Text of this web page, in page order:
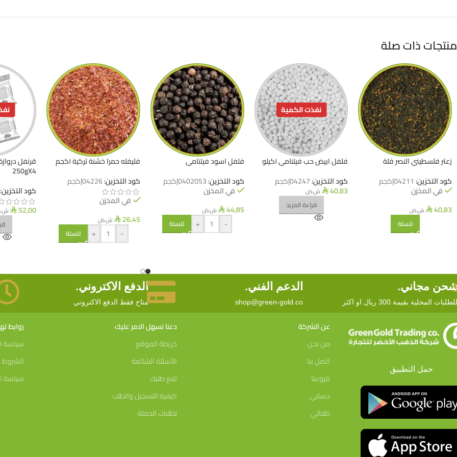
منتجات ذات صلة
زعتر فلسطيني النصر فلة
كود التخزين: 04211|كجم
في المخزن
⃁ 40,83 ش.ض
للسلة
نفذت الكمية
فلفل ابيض حب فيتنامي ١كيلو
كود التخزين:04247|كجم
⃁ 40,83 ش.ض
قراءة المزيد
فلفل اسود فيتنامي
كود التخزين:0402053|كجم
في المخزن
⃁44,85 ش.ض
-
+ للسلة
فليفله حمرا خشنة تركية ١كجم
كود التخزين:04226|كجم
في المخزن
⃁ 26,45 ش.ض
-
+ للسلة
250gX4
كود التخزين:
⃁ 52,00
شحن مجاني.
للطلبات المحلية بقيمة 300 ريال او اكثر
الدعم الفني.
shop@green-gold.co
الدفع الاكتروني.
متاح فقط الدفع الاكتروني
حمل التطبيق
عن الشركة
من نحن
اتصل بنا
فروعنا
حسابي
طلباتي
دعنا نسهل الامر عليك
خريطة الموقع
الأسئلة الشائعة
تتبع طلبك
كيفية التسجيل والطلب
لطلبات الجملة
روابط
سياسة
الشروط
سياسة